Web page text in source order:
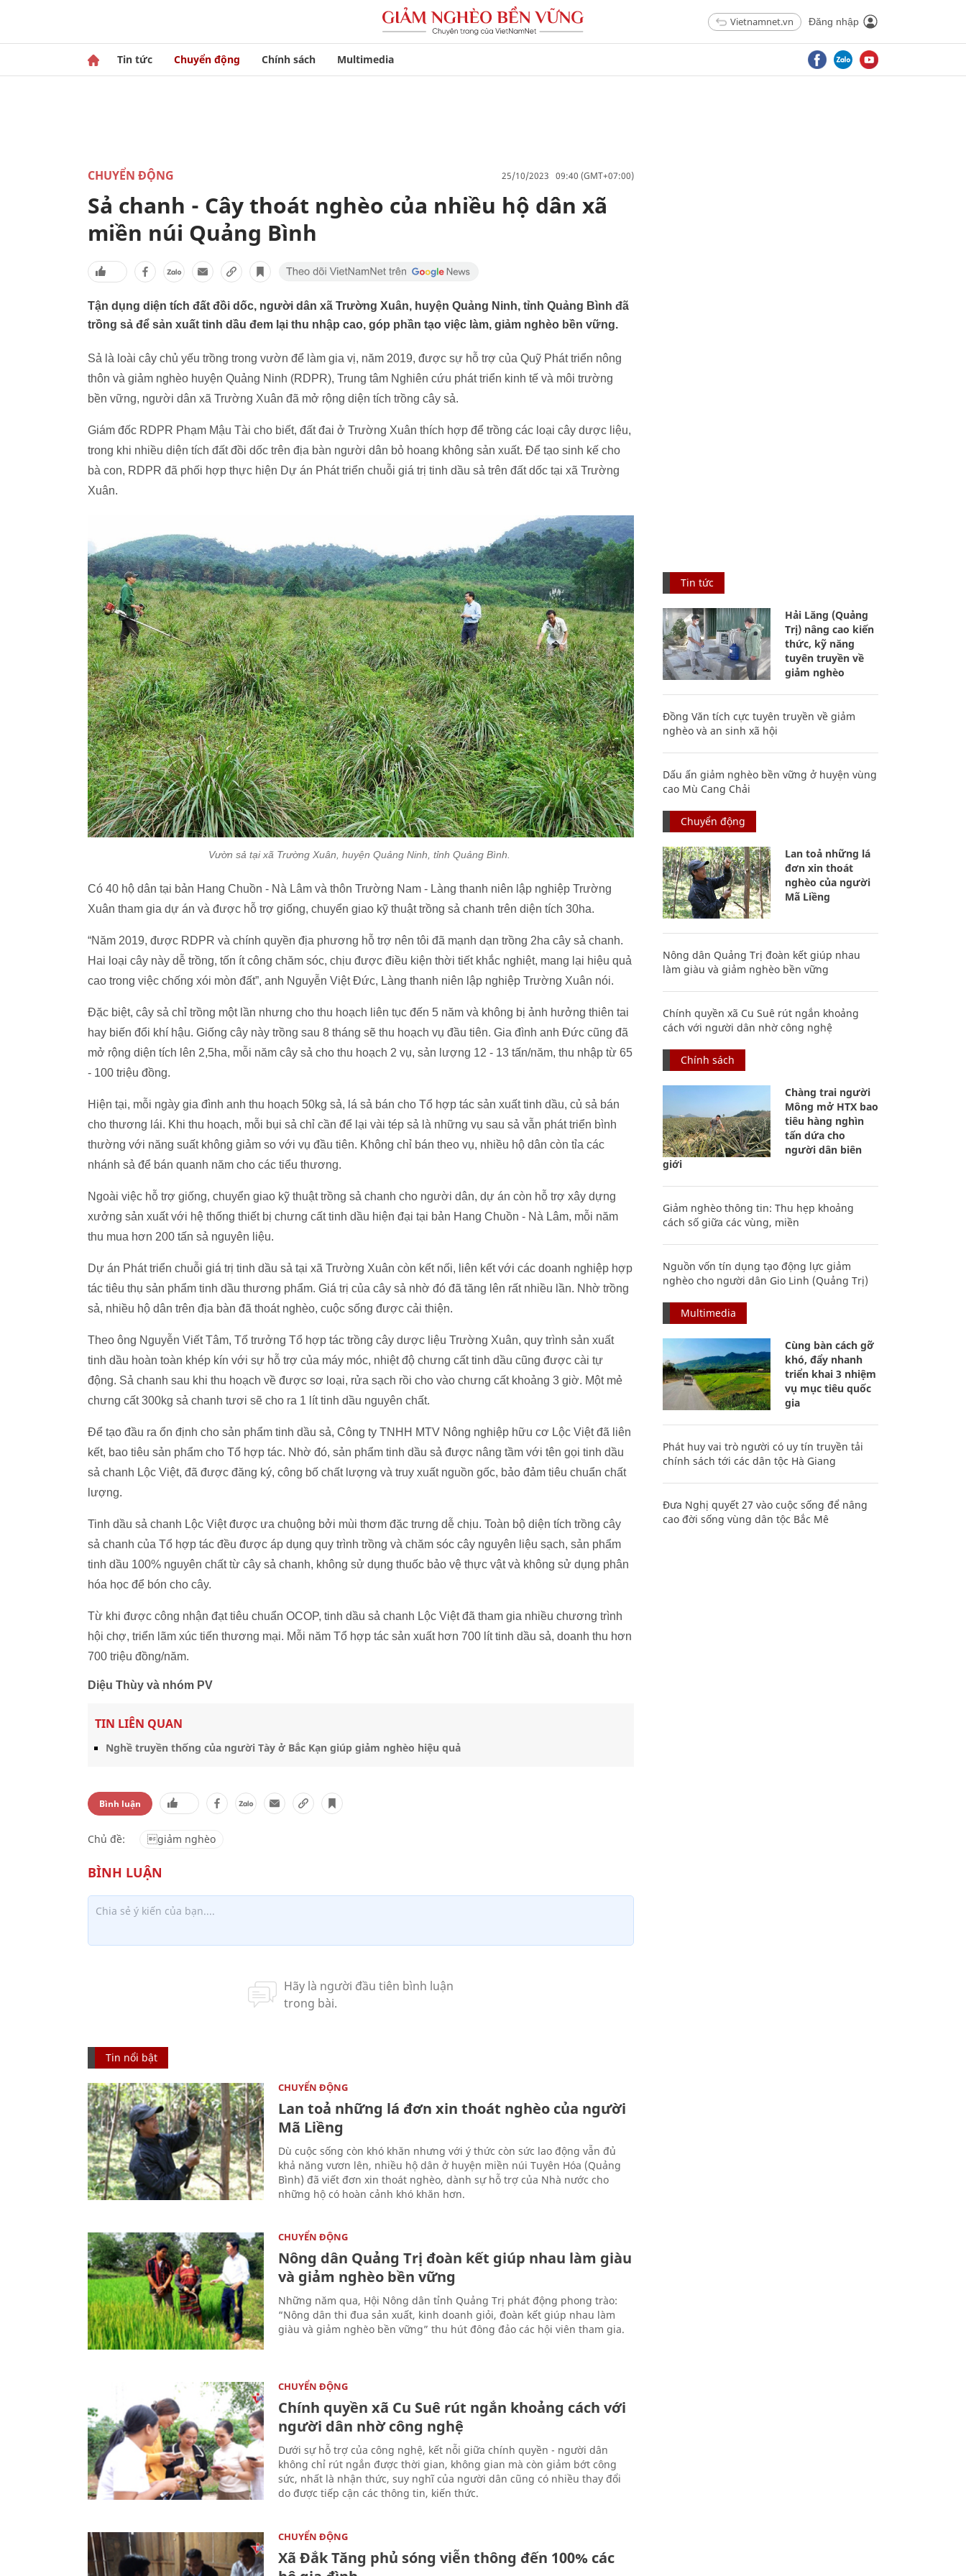
Vietnamnet.vn Đăng nhập
Tin tức Chuyển động Chính sách Multimedia
CHUYỂN ĐỘNG 25/10/2023 09:40 (GMT+07:00)
Sả chanh - Cây thoát nghèo của nhiều hộ dân xã
miền núi Quảng Bình
Tận dụng diện tích đất đồi dốc, người dân xã Trường Xuân, huyện Quảng Ninh, tỉnh Quảng Bình đã
trồng sả để sản xuất tinh dầu đem lại thu nhập cao, góp phần tạo việc làm, giảm nghèo bền vững.
Sả là loài cây chủ yếu trồng trong vườn để làm gia vị, năm 2019, được sự hỗ trợ của Quỹ Phát triển nông
thôn và giảm nghèo huyện Quảng Ninh (RDPR), Trung tâm Nghiên cứu phát triển kinh tế và môi trường
bền vững, người dân xã Trường Xuân đã mở rộng diện tích trồng cây sả.
Giám đốc RDPR Phạm Mậu Tài cho biết, đất đai ở Trường Xuân thích hợp để trồng các loại cây dược liệu,
trong khi nhiều diện tích đất đồi dốc trên địa bàn người dân bỏ hoang không sản xuất. Để tạo sinh kế cho
bà con, RDPR đã phối hợp thực hiện Dự án Phát triển chuỗi giá trị tinh dầu sả trên đất dốc tại xã Trường
Xuân.
Vườn sả tại xã Trường Xuân, huyện Quảng Ninh, tỉnh Quảng Bình.
Có 40 hộ dân tại bản Hang Chuồn - Nà Lâm và thôn Trường Nam - Làng thanh niên lập nghiệp Trường
Xuân tham gia dự án và được hỗ trợ giống, chuyển giao kỹ thuật trồng sả chanh trên diện tích 30ha.
“Năm 2019, được RDPR và chính quyền địa phương hỗ trợ nên tôi đã mạnh dạn trồng 2ha cây sả chanh.
Hai loại cây này dễ trồng, tốn ít công chăm sóc, chịu được điều kiện thời tiết khắc nghiệt, mang lại hiệu quả
cao trong việc chống xói mòn đất”, anh Nguyễn Việt Đức, Làng thanh niên lập nghiệp Trường Xuân nói.
Đặc biệt, cây sả chỉ trồng một lần nhưng cho thu hoạch liên tục đến 5 năm và không bị ảnh hưởng thiên tai
hay biến đổi khí hậu. Giống cây này trồng sau 8 tháng sẽ thu hoạch vụ đầu tiên. Gia đình anh Đức cũng đã
mở rộng diện tích lên 2,5ha, mỗi năm cây sả cho thu hoạch 2 vụ, sản lượng 12 - 13 tấn/năm, thu nhập từ 65
- 100 triệu đồng.
Hiện tại, mỗi ngày gia đình anh thu hoạch 50kg sả, lá sả bán cho Tổ hợp tác sản xuất tinh dầu, củ sả bán
cho thương lái. Khi thu hoạch, mỗi bụi sả chỉ cần để lại vài tép sả là những vụ sau sả vẫn phát triển bình
thường với năng suất không giảm so với vụ đầu tiên. Không chỉ bán theo vụ, nhiều hộ dân còn tỉa các
nhánh sả để bán quanh năm cho các tiểu thương.
Ngoài việc hỗ trợ giống, chuyển giao kỹ thuật trồng sả chanh cho người dân, dự án còn hỗ trợ xây dựng
xưởng sản xuất với hệ thống thiết bị chưng cất tinh dầu hiện đại tại bản Hang Chuồn - Nà Lâm, mỗi năm
thu mua hơn 200 tấn sả nguyên liệu.
Dự án Phát triển chuỗi giá trị tinh dầu sả tại xã Trường Xuân còn kết nối, liên kết với các doanh nghiệp hợp
tác tiêu thụ sản phẩm tinh dầu thương phẩm. Giá trị của cây sả nhờ đó đã tăng lên rất nhiều lần. Nhờ trồng
sả, nhiều hộ dân trên địa bàn đã thoát nghèo, cuộc sống được cải thiện.
Theo ông Nguyễn Viết Tâm, Tổ trưởng Tổ hợp tác trồng cây dược liệu Trường Xuân, quy trình sản xuất
tinh dầu hoàn toàn khép kín với sự hỗ trợ của máy móc, nhiệt độ chưng cất tinh dầu cũng được cài tự
động. Sả chanh sau khi thu hoạch về được sơ loại, rửa sạch rồi cho vào chưng cất khoảng 3 giờ. Một mẻ
chưng cất 300kg sả chanh tươi sẽ cho ra 1 lít tinh dầu nguyên chất.
Để tạo đầu ra ổn định cho sản phẩm tinh dầu sả, Công ty TNHH MTV Nông nghiệp hữu cơ Lộc Việt đã liên
kết, bao tiêu sản phẩm cho Tổ hợp tác. Nhờ đó, sản phẩm tinh dầu sả được nâng tầm với tên gọi tinh dầu
sả chanh Lộc Việt, đã được đăng ký, công bố chất lượng và truy xuất nguồn gốc, bảo đảm tiêu chuẩn chất
lượng.
Tinh dầu sả chanh Lộc Việt được ưa chuộng bởi mùi thơm đặc trưng dễ chịu. Toàn bộ diện tích trồng cây
sả chanh của Tổ hợp tác đều được áp dụng quy trình trồng và chăm sóc cây nguyên liệu sạch, sản phẩm
tinh dầu 100% nguyên chất từ cây sả chanh, không sử dụng thuốc bảo vệ thực vật và không sử dụng phân
hóa học để bón cho cây.
Từ khi được công nhận đạt tiêu chuẩn OCOP, tinh dầu sả chanh Lộc Việt đã tham gia nhiều chương trình
hội chợ, triển lãm xúc tiến thương mại. Mỗi năm Tổ hợp tác sản xuất hơn 700 lít tinh dầu sả, doanh thu hơn
700 triệu đồng/năm.
Diệu Thùy và nhóm PV
TIN LIÊN QUAN
Nghề truyền thống của người Tày ở Bắc Kạn giúp giảm nghèo hiệu quả
Bình luận
Chủ đề: giảm nghèo
Tin nổi bật
CHUYỂN ĐỘNG
Lan toả những lá đơn xin thoát nghèo của người
Mã Liềng
Dù cuộc sống còn khó khăn nhưng với ý thức còn sức lao động vẫn đủ
khả năng vươn lên, nhiều hộ dân ở huyện miền núi Tuyên Hóa (Quảng
Bình) đã viết đơn xin thoát nghèo, dành sự hỗ trợ của Nhà nước cho
những hộ có hoàn cảnh khó khăn hơn.
CHUYỂN ĐỘNG
Nông dân Quảng Trị đoàn kết giúp nhau làm giàu
và giảm nghèo bền vững
Những năm qua, Hội Nông dân tỉnh Quảng Trị phát động phong trào:
“Nông dân thi đua sản xuất, kinh doanh giỏi, đoàn kết giúp nhau làm
giàu và giảm nghèo bền vững” thu hút đông đảo các hội viên tham gia.
CHUYỂN ĐỘNG
Chính quyền xã Cu Suê rút ngắn khoảng cách với
người dân nhờ công nghệ
Dưới sự hỗ trợ của công nghệ, kết nỗi giữa chính quyền - người dân
không chỉ rút ngắn được thời gian, không gian mà còn giảm bớt công
sức, nhất là nhận thức, suy nghĩ của người dân cũng có nhiều thay đổi
do được tiếp cận các thông tin, kiến thức.
CHUYỂN ĐỘNG
Xã Đắk Tăng phủ sóng viễn thông đến 100% các
Tin tức
Hải Lăng (Quảng
Trị) nâng cao kiến
thức, kỹ năng
tuyên truyền về
giảm nghèo
Đồng Văn tích cực tuyên truyền về giảm
nghèo và an sinh xã hội
Dấu ấn giảm nghèo bền vững ở huyện vùng
cao Mù Cang Chải
Chuyển động
Lan toả những lá
đơn xin thoát
nghèo của người
Mã Liềng
Nông dân Quảng Trị đoàn kết giúp nhau
làm giàu và giảm nghèo bền vững
Chính quyền xã Cu Suê rút ngắn khoảng
cách với người dân nhờ công nghệ
Chính sách
Chàng trai người
Mông mở HTX bao
tiêu hàng nghìn
tấn dứa cho
người dân biên
giới
Giảm nghèo thông tin: Thu hẹp khoảng
cách số giữa các vùng, miền
Nguồn vốn tín dụng tạo động lực giảm
nghèo cho người dân Gio Linh (Quảng Trị)
Multimedia
Cùng bàn cách gỡ
khó, đẩy nhanh
triển khai 3 nhiệm
vụ mục tiêu quốc
gia
Phát huy vai trò người có uy tín truyền tải
chính sách tới các dân tộc Hà Giang
Đưa Nghị quyết 27 vào cuộc sống để nâng
cao đời sống vùng dân tộc Bắc Mê